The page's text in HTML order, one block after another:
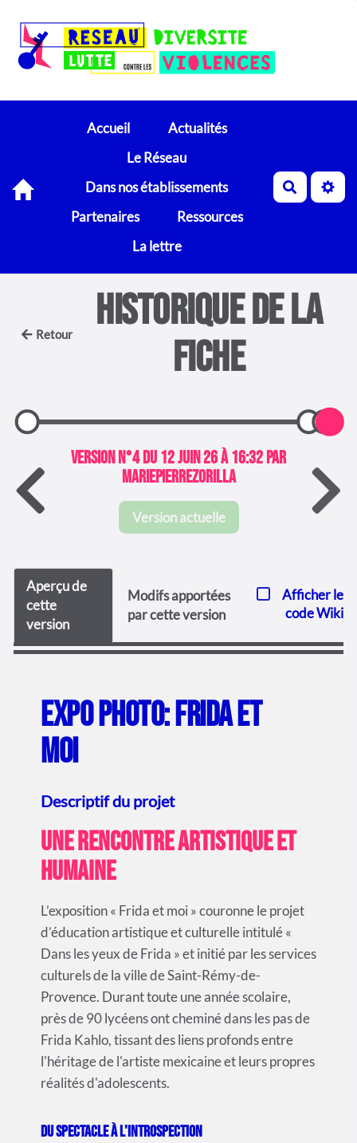
Accueil
Actualités
Le Réseau
Dans nos établissements
Partenaires
Ressources
La lettre
Retour
Historique de la
fiche
Version N°4 du 12 juin 26 à 16:32 par
MariePierreZorilla
Version actuelle
Aperçu de
cette
version
Modifs apportées
par cette version
Afficher le
code Wiki
Expo photo: FRIDA et
MOI
Descriptif du projet
Une rencontre artistique et
humaine
L’exposition « Frida et moi » couronne le projet
d’éducation artistique et culturelle intitulé «
Dans les yeux de Frida » et initié par les services
culturels de la ville de Saint-Rémy-de-
Provence. Durant toute une année scolaire,
près de 90 lycéens ont cheminé dans les pas de
Frida Kahlo, tissant des liens profonds entre
l'héritage de l'artiste mexicaine et leurs propres
réalités d'adolescents.
Du spectacle à l'introspection